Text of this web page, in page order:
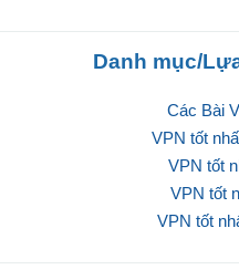
Danh mục/
Các Bài
VPN tốt
VPN tốt
VPN tốt
VPN tốt